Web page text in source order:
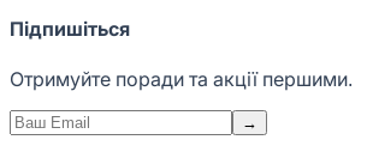
Підпишіться
Отримуйте поради та акції першими.
→